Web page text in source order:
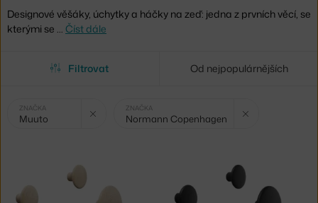
Designové věšáky, úchytky a háčky na zeď: jedna z prvních věcí, se
kterými se … Číst dále
Filtrovat Od nejpopulárnějších
Vybrané
filtry:
ZNAČKA
Muuto
ZNAČKA
Normann Copenhagen